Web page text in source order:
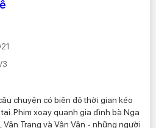
chuyện có biên độ thời gian kéo
Phim xoay quanh gia đình bà Nga
Vân Trang và Vân Vân - những người